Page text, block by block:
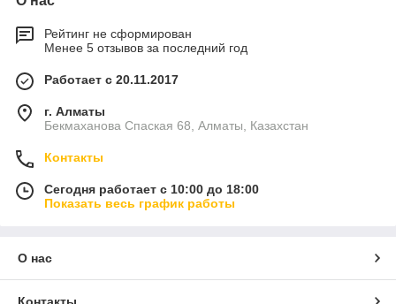
Рейтинг не сформирован
Менее 5 отзывов за последний год
Работает с 20.11.2017
г. Алматы
Бекмаханова Спаская 68, Алматы, Казахстан
Контакты
Сегодня работает с 10:00 до 18:00
Показать весь график работы
О нас